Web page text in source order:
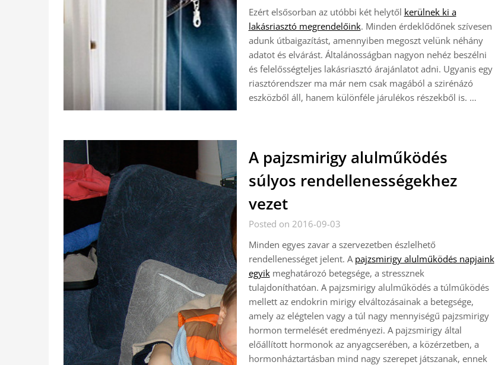
Ezért elsősorban az utóbbi két helytől kerülnek ki a
lakásriasztó megrendelőink. Minden érdeklődőnek szívesen
adunk útbaigazítást, amennyiben megoszt velünk néhány
adatot és elvárást. Általánosságban nagyon nehéz beszélni
és felelősségteljes lakásriasztó árajánlatot adni. Ugyanis egy
riasztórendszer ma már nem csak magából a szirénázó
eszközből áll, hanem különféle járulékos részekből is. …
A pajzsmirigy alulműködés
súlyos rendellenességekhez
vezet
Posted on 2016-09-03
Minden egyes zavar a szervezetben észlelhető
rendellenességet jelent. A pajzsmirigy alulműködés napjaink
egyikmeghatározó betegsége, a stressznek
tulajdoníthatóan. A pajzsmirigy alulműködés a túlműködés
mellett az endokrin mirigy elváltozásainak a betegsége,
amely az elégtelen vagy a túl nagy mennyiségű pajzsmirigy
hormon termelését eredményezi. A pajzsmirigy által
előállított hormonok az anyagcserében, a közérzetben, a
hormonháztartásban mind nagy szerepet játszanak, ennek